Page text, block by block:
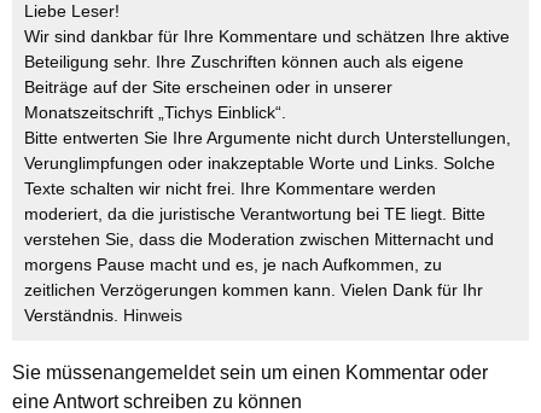
Liebe Leser!
Wir sind dankbar für Ihre Kommentare und schätzen Ihre aktive
Beteiligung sehr. Ihre Zuschriften können auch als eigene
Beiträge auf der Site erscheinen oder in unserer
Monatszeitschrift „Tichys Einblick“.
Bitte entwerten Sie Ihre Argumente nicht durch Unterstellungen,
Verunglimpfungen oder inakzeptable Worte und Links. Solche
Texte schalten wir nicht frei. Ihre Kommentare werden
moderiert, da die juristische Verantwortung bei TE liegt. Bitte
verstehen Sie, dass die Moderation zwischen Mitternacht und
morgens Pause macht und es, je nach Aufkommen, zu
zeitlichen Verzögerungen kommen kann. Vielen Dank für Ihr
Verständnis. Hinweis
Sie müssenangemeldetsein um einen Kommentar oder
eine Antwort schreiben zu können